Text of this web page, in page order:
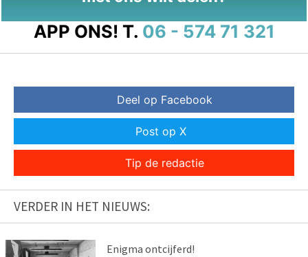
APP ONS! T. 06 - 574 71 321
Deel op Facebook
Post op X
Tip de redactie
VERDER IN HET NIEUWS:
Enigma ontcijferd!